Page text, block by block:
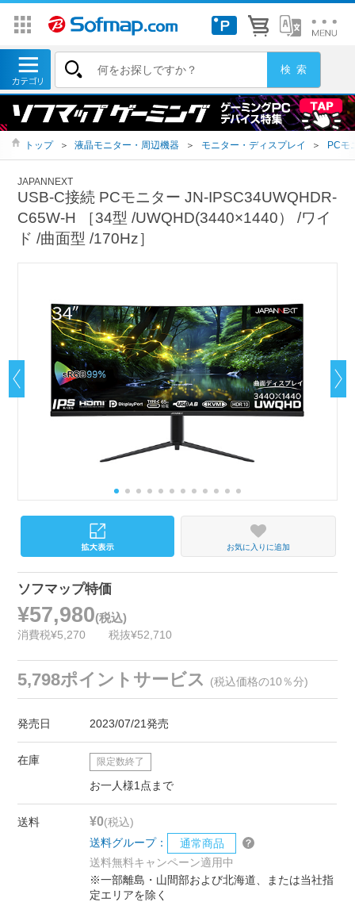
トップ ＞ 液晶モニター・周辺機器 ＞ モニター・ディスプレイ ＞ PCモ
JAPANNEXT
USB-C接続 PCモニター JN-IPSC34UWQHDR-
C65W-H ［34型 /UWQHD(3440×1440） /ワイ
ド /曲面型 /170Hz］
お気に入りに追加
ソフマップ特価
¥57,980(税込)
消費税¥5,270 税抜¥52,710
5,798ポイントサービス (税込価格の10％分)
発売日 2023/07/21発売
在庫 限定数終了
お一人様1点まで
送料 ¥0(税込)
送料グループ：
通常商品
送料無料キャンペーン適用中
※一部離島・山間部および北海道、または当社指
定エリアを除く